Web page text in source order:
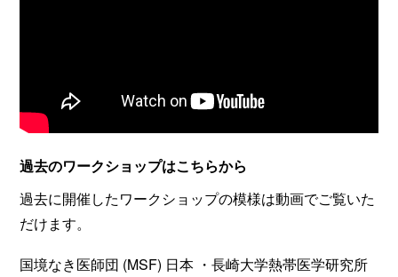
過去のワークショップはこちらから
過去に開催したワークショップの模様は動画でご覧いた
だけます。
国境なき医師団 (MSF) 日本 ・長崎大学熱帯医学研究所